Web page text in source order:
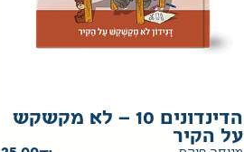
הדינדונים 10 – לא מקשקש
על הקיר